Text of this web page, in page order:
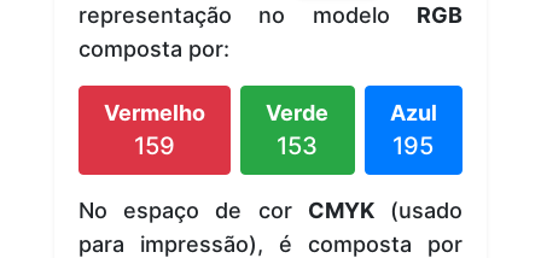
representação no modelo RGB
composta por:
Vermelho
159
Verde
153
Azul
195
No espaço de cor CMYK(usado
para impressão), é composta por